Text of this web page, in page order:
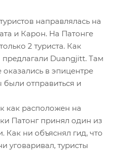
направлялась на
и Карон. На Патонге
2 туриста. Как
Duangjitt. Там
в эпицентре
отправиться и
как расположен на
Патонг принял один из
Как ни объяснял гид, что
уговаривал, туристы